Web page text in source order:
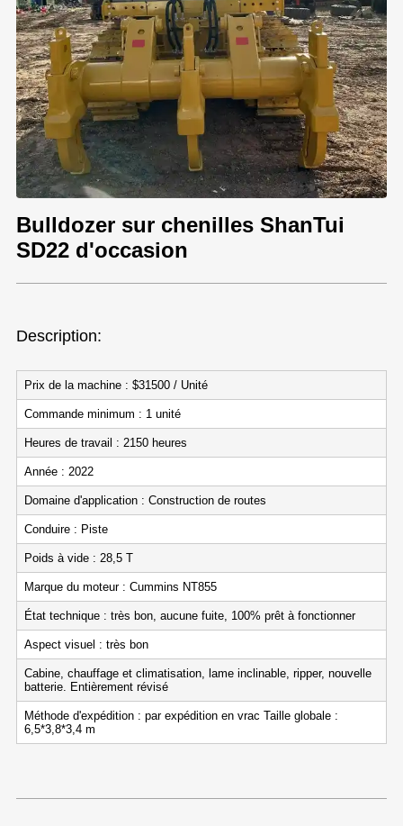
Bulldozer sur chenilles ShanTui
SD22 d'occasion
Description:
Prix de la machine : $31500 / Unité
Commande minimum : 1 unité
Heures de travail : 2150 heures
Année : 2022
Domaine d'application : Construction de routes
Conduire : Piste
Poids à vide : 28,5 T
Marque du moteur : Cummins NT855
État technique : très bon, aucune fuite, 100% prêt à fonctionner
Aspect visuel : très bon
Cabine, chauffage et climatisation, lame inclinable, ripper, nouvelle
batterie. Entièrement révisé
Méthode d'expédition : par expédition en vrac Taille globale :
6,5*3,8*3,4 m